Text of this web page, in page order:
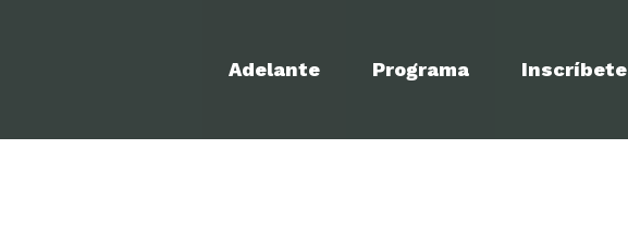
Adelante Programa Inscríbete